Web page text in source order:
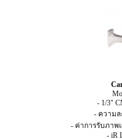
- 1/3"
- ความล
- ค่าการรับภาพ
- iR